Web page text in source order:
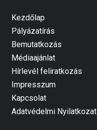
Kezdőlap
Pályázatírás
Bemutatkozás
Médiaajánlat
Hírlevél feliratkozás
Impresszum
Kapcsolat
Adatvédelmi Nyilatkozat